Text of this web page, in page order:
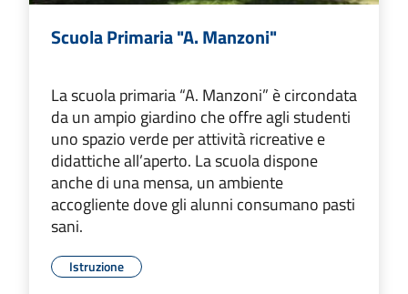
Scuola Primaria "A. Manzoni"
La scuola primaria “A. Manzoni” è circondata
da un ampio giardino che offre agli studenti
uno spazio verde per attività ricreative e
didattiche all’aperto. La scuola dispone
anche di una mensa, un ambiente
accogliente dove gli alunni consumano pasti
sani.
Istruzione